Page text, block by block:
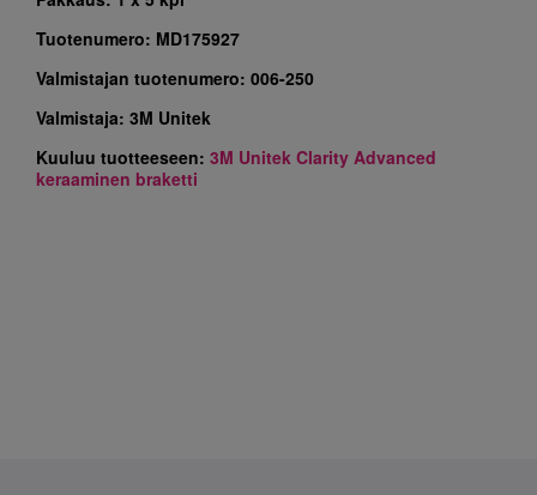
Tuotenumero: MD175927
Valmistajan tuotenumero: 006-250
Valmistaja: 3M Unitek
Kuuluu tuotteeseen: 3M Unitek Clarity Advanced
keraaminen braketti